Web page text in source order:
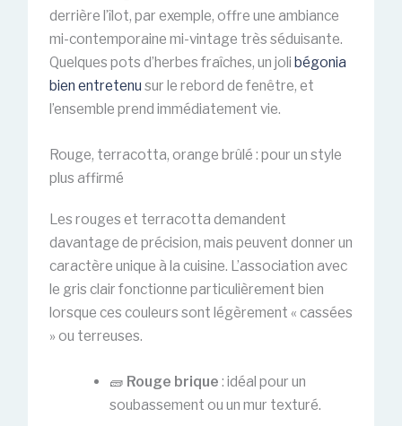
derrière l’îlot, par exemple, offre une ambiance
mi-contemporaine mi-vintage très séduisante.
Quelques pots d’herbes fraîches, un joli bégonia
bien entretenu sur le rebord de fenêtre, et
l’ensemble prend immédiatement vie.
Rouge, terracotta, orange brûlé : pour un style
plus affirmé
Les rouges et terracotta demandent
davantage de précision, mais peuvent donner un
caractère unique à la cuisine. L’association avec
le gris clair fonctionne particulièrement bien
lorsque ces couleurs sont légèrement « cassées
» ou terreuses.
🧱 Rouge brique : idéal pour un
soubassement ou un mur texturé.